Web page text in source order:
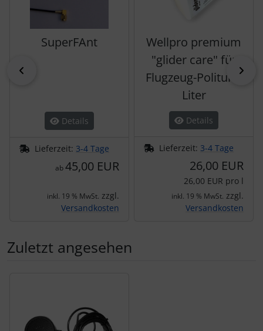
SuperFAnt
Details
Lieferzeit: 3-4 Tage
ab45,00 EUR
inkl. 19 % MwSt. zzgl.
Versandkosten
Wellpro premium
"glider care" für
Flugzeug-Politur 1
Liter
Details
Lieferzeit: 3-4 Tage
26,00 EUR
26,00 EUR pro l
inkl. 19 % MwSt. zzgl.
Versandkosten
Zuletzt angesehen